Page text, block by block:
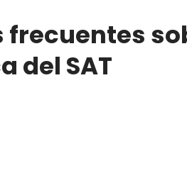
frecuentes
del SAT